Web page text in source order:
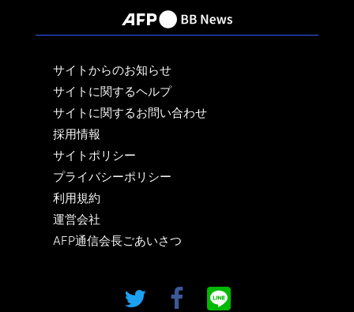
サイトからのお知らせ
サイトに関するヘルプ
サイトに関するお問い合わせ
採用情報
サイトポリシー
プライバシーポリシー
利用規約
運営会社
AFP通信会長ごあいさつ